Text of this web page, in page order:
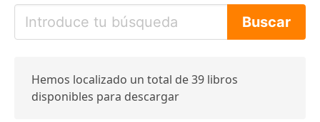
Hemos localizado un total de 39 libros
disponibles para descargar